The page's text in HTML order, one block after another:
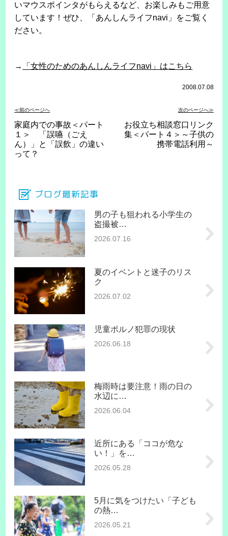
いマウスポインタがもらえるなど、お楽しみもご用意
しています！ぜひ、「あんしんライフnavi」をご覧く
ださい。
→ 「女性のためのあんしんライフnavi」はこちら
2008.07.08
≪前のページへ 次のページへ≫
家庭内での事故＜パート
１＞ 「誤嚥（ごえ
ん）」と「誤飲」の違い
って？
お役立ち相談窓口リンク
集＜パート４＞～子供の
携帯電話利用～
ブログ最新記事
男の子も狙われる小学生の
盗撮被…
2026.07.16
夏のイベントと迷子のリス
ク
2026.07.02
児童ポルノ犯罪の現状
2026.06.18
梅雨時は要注意！雨の日の
水辺に…
2026.06.04
近所にある「ココが危な
い！」を…
2026.05.28
5月に気をつけたい「子ども
の熱…
2026.05.21